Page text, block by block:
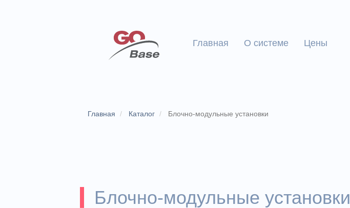
Главная О системе Цены
Главная Каталог Блочно-модульные установки
Блочно-модульные установки